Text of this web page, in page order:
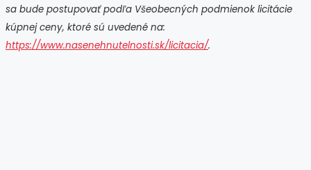
sa bude postupovať podľa Všeobecných podmienok licitácie
kúpnej ceny, ktoré sú uvedené na:
https://www.nasenehnutelnosti.sk/licitacia/.